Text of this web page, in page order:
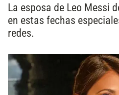
La esposa de Leo Messi
en estas fechas
redes.